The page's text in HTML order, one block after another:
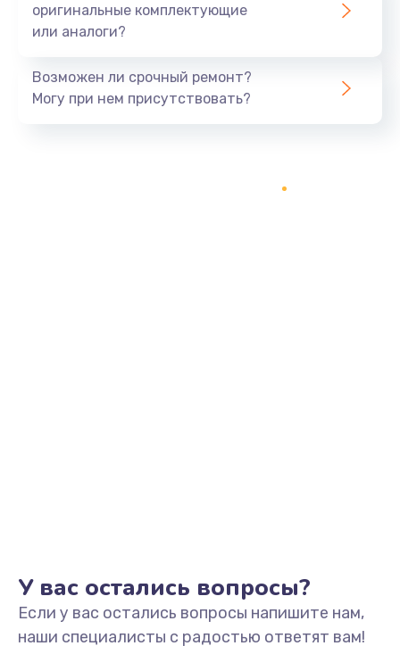
800 руб.
Тюнинг динамиков
Модернизация
2100 руб.
оригинальные комплектующие
или аналоги?
Возможен ли срочный ремонт?
Могу при нем присутствовать?
У вас остались вопросы?
Если у вас остались вопросы напишите нам,
наши специалисты с радостью ответят вам!